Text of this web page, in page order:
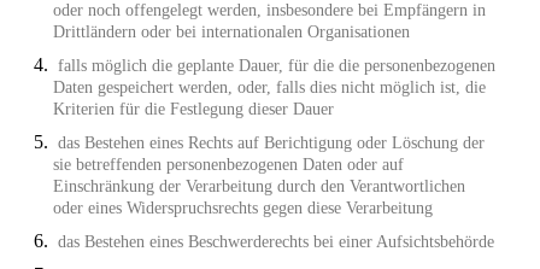
oder noch offengelegt werden, insbesondere bei Empfängern in
Drittländern oder bei internationalen Organisationen
falls möglich die geplante Dauer, für die die personenbezogenen
Daten gespeichert werden, oder, falls dies nicht möglich ist, die
Kriterien für die Festlegung dieser Dauer
das Bestehen eines Rechts auf Berichtigung oder Löschung der
sie betreffenden personenbezogenen Daten oder auf
Einschränkung der Verarbeitung durch den Verantwortlichen
oder eines Widerspruchsrechts gegen diese Verarbeitung
das Bestehen eines Beschwerderechts bei einer Aufsichtsbehörde